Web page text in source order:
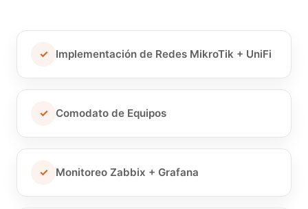
✓ Implementación de Redes MikroTik + UniFi
✓ Comodato de Equipos
✓ Monitoreo Zabbix + Grafana